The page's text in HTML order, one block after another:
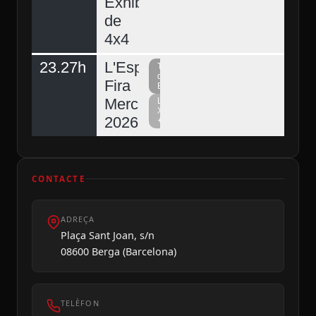
de
4x4
23.27h
L'Espunyola,
Fira
Mercat
2026
Televisió
del
Berguedà
La
Xarxa
+
CONTACTE
ADREÇA
Plaça Sant Joan, s/n
08600 Berga (Barcelona)
TELÈFON